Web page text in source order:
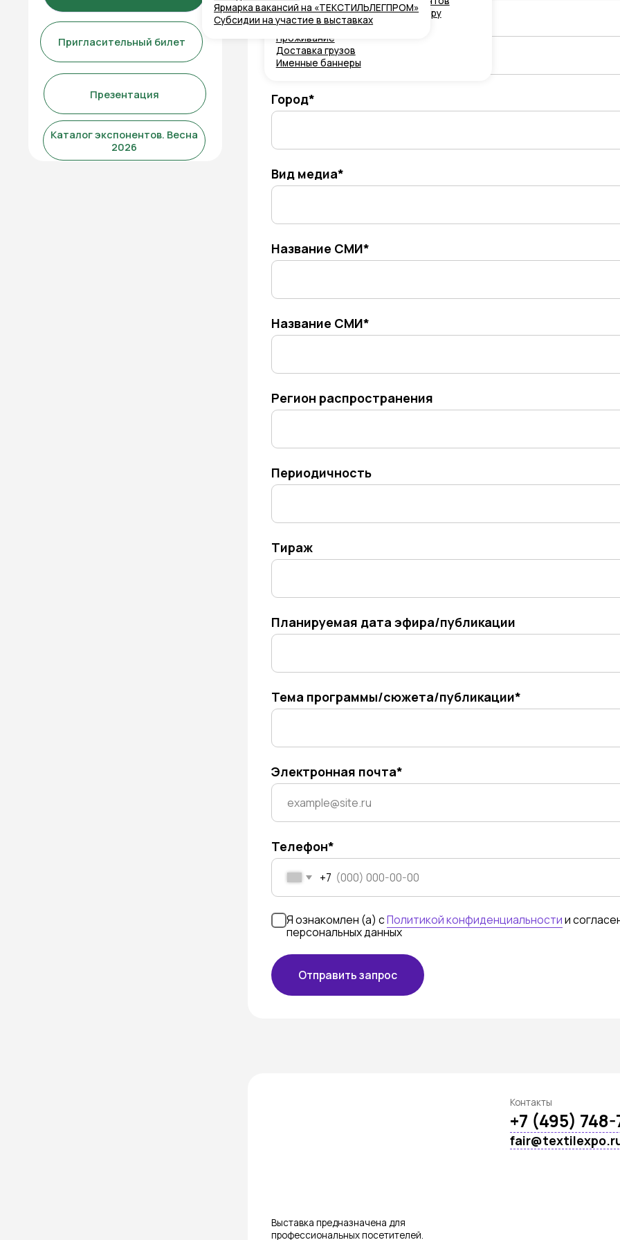
Каталог экспонентов. Весна
2026
Доставка грузов
Именные баннеры
Город*
Название СМИ*
Название СМИ*
Регион распространения
Планируемая дата эфира/публикации
+7
Я ознакомлен (а) сПолитикой конфиденциальностии согласен (а) на
персональных данных